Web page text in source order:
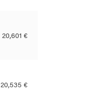
20,601 €
20,535 €